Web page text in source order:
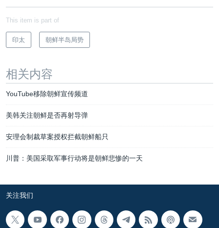
This item is part of
印太 朝鲜半岛局势
相关内容
YouTube移除朝鲜宣传频道
美韩关注朝鲜是否再射导弹
安理会制裁草案授权拦截朝鲜船只
川普：美国采取军事行动将是朝鲜悲惨的一天
关注我们